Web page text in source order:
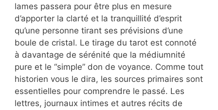
lames passera pour être plus en mesure
d’apporter la clarté et la tranquillité d’esprit
qu’une personne tirant ses prévisions d’une
boule de cristal. Le tirage du tarot est connoté
à davantage de sérénité que la médiumnité
pure et le “simple” don de voyance. Comme tout
historien vous le dira, les sources primaires sont
essentielles pour comprendre le passé. Les
lettres, journaux intimes et autres récits de